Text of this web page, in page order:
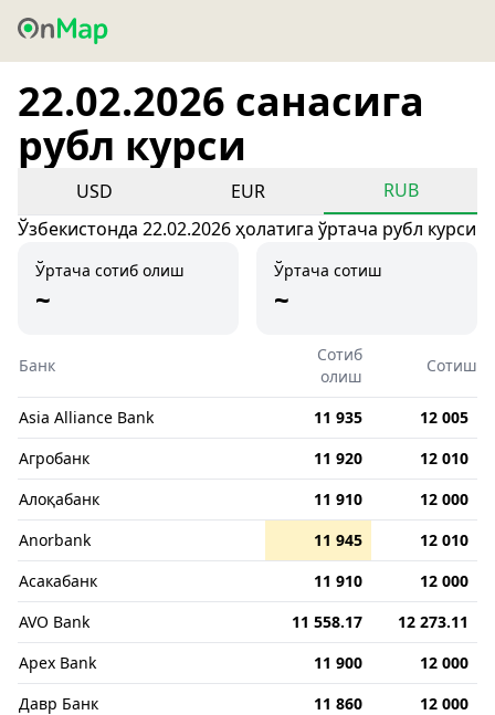
22.02.2026 санасига
рубл курси
USD EUR
RUB
Ўзбекистонда 22.02.2026 ҳолатига ўртача рубл курси
Ўртача сотиб олиш
~
Ўртача сотиш
~
Банк
Сотиб
олиш
Сотиш
Asia Alliance Bank 11 935
12 005
Агробанк
11 920
12 010
Алоқабанк
11 910
12 000
Anorbank
11 945
12 010
Асакабанк
11 910
12 000
AVO Bank
11 558.17
12 273.11
Apex Bank
11 900
12 000
Давр Банк
11 860
12 000